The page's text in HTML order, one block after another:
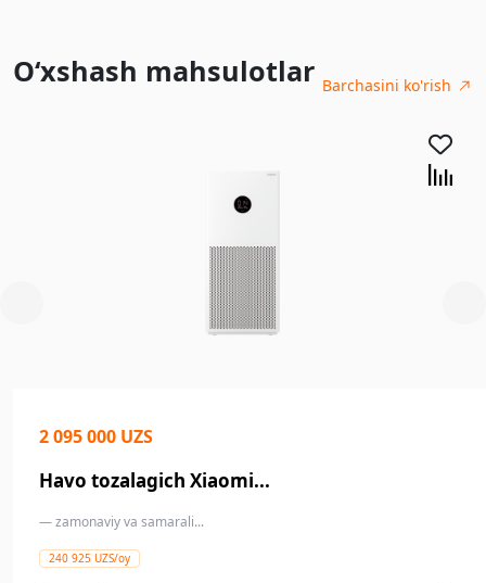
O‘xshash mahsulotlar Barchasini ko'rish
2 095 000 UZS
Havo tozalagich Xiaomi...
— zamonaviy va samarali...
240 925 UZS/oy